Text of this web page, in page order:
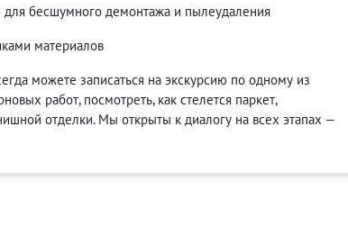
бесшумного демонтажа и пылеудаления
материалов
можете записаться на экскурсию по одному из
работ, посмотреть, как стелется паркет,
отделки. Мы открыты к диалогу на всех этапах —